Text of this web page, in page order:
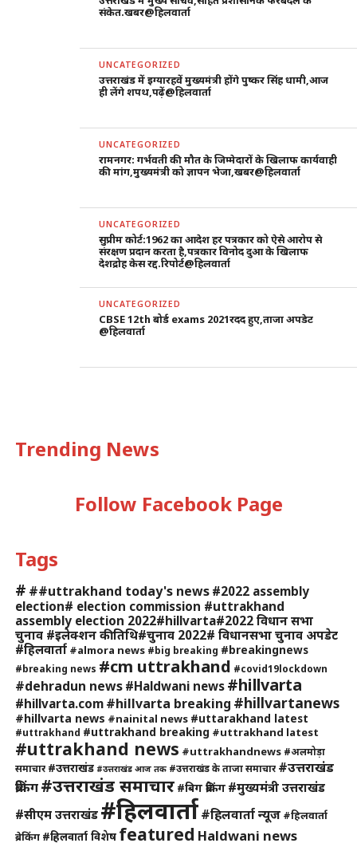
संकेत.खबर@हिलवार्ता
UNCATEGORIZED
उत्तराखंड में इग्यारहवें मुख्यमंत्री होंगे पुष्कर सिंह धामी,आज
ही लेंगे शपथ,पढ़ें@हिलवार्ता
UNCATEGORIZED
रामनगर: गर्भवती की मौत के जिम्मेदारों के खिलाफ कार्यवाही
की मांग,मुख्यमंत्री को ज्ञापन भेजा,खबर@हिलवार्ता
UNCATEGORIZED
सुप्रीम कोर्ट:1962 का आदेश हर पत्रकार को ऐसे आरोप से
संरक्षण प्रदान करता है,पत्रकार विनोद दुआ के खिलाफ
देशद्रोह केस रद्द.रिपोर्ट@हिलवार्ता
UNCATEGORIZED
CBSE 12th बोर्ड exams 2021रदद हुए,ताजा अपडेट
@हिलवार्ता
Trending News
Follow Facebook Page
Tags
# ##uttrakhand today's news #2022 assembly
election# election commission #uttrakhand
assembly election 2022#hillvarta#2022 विधान सभा
चुनाव #इलेक्शन की तिथि#चुनाव 2022# विधानसभा चुनाव अपडेट
#हिलवार्ता #almora news #big breaking #breakingnews
#breaking news #cm uttrakhand #covid19lockdown
#dehradun news #Haldwani news #hillvarta
#hillvarta.com #hillvarta breaking #hillvartanews
#hillvarta news #nainital news #uttarakhand latest
#uttrakhand #uttrakhand breaking #uttrakhand latest
#uttrakhand news #uttrakhandnews #अलमोड़ा
समाचार #उत्तराखंड #उत्तराखंड आज तक #उत्तराखंड के ताजा समाचार #उत्तराखंड
ब्रेकिंग#उत्तराखंड समाचार #बिग ब्रेकिंग #मुख्यमंत्री उत्तराखंड
#सीएम उत्तराखंड #हिलवार्ता#हिलवार्ता न्यूज #हिलवार्ता
ब्रेकिंग #हिलवार्ता विशेष featured Haldwani news